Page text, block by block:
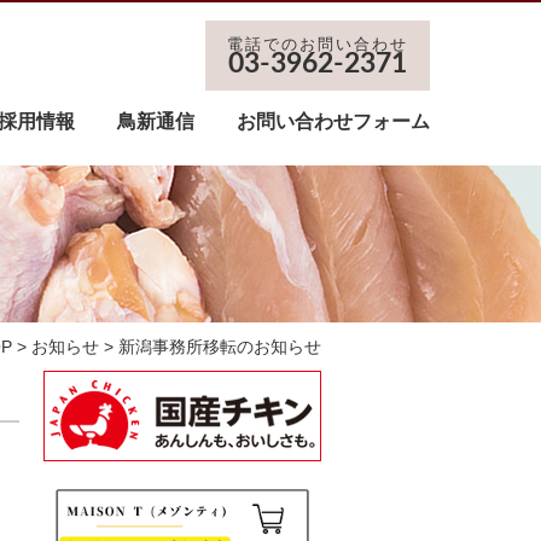
電話でのお問い合わせ
03-3962-2371
用情報 鳥新通信 お問い合わせフォーム
> お知らせ > 新潟事務所移転のお知らせ